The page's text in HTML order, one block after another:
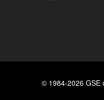
© 1984-2026 GSE